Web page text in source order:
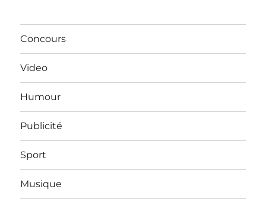
Concours
Video
Humour
Publicité
Sport
Musique